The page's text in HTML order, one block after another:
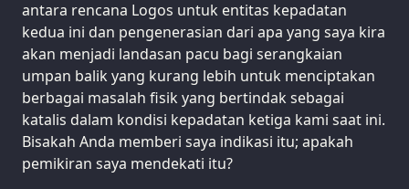
antara rencana Logos untuk entitas kepadatan
kedua ini dan pengenerasian dari apa yang saya kira
akan menjadi landasan pacu bagi serangkaian
umpan balik yang kurang lebih untuk menciptakan
berbagai masalah fisik yang bertindak sebagai
katalis dalam kondisi kepadatan ketiga kami saat ini.
Bisakah Anda memberi saya indikasi itu; apakah
pemikiran saya mendekati itu?